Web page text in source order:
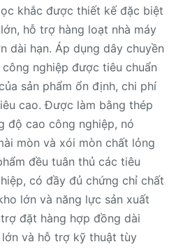
khắc được thiết kế đặc biệt
hỗ trợ hàng loạt nhà máy
dài hạn. Áp dụng dây chuyền
nghiệp được tiêu chuẩn
sản phẩm ổn định, chi phí
cao. Được làm bằng thép
độ cao công nghiệp, nó
mòn và xói mòn chất lỏng
đều tuân thủ các tiêu
có đầy đủ chứng chỉ chất
lớn và năng lực sản xuất
đặt hàng hợp đồng dài
và hỗ trợ kỹ thuật tùy